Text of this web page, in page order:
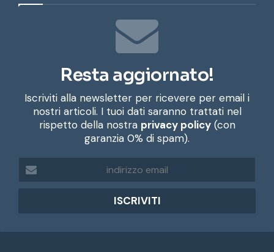
Resta aggiornato!
Iscriviti alla newsletter per ricevere per email i
nostri articoli. I tuoi dati saranno trattati nel
rispetto della nostra privacy policy(con
garanzia 0% di spam).
d
r